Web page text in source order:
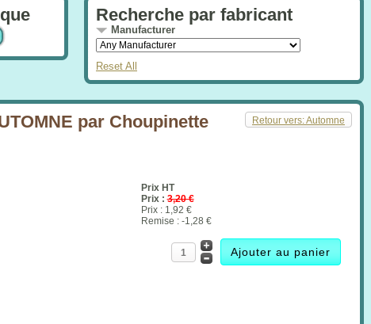
Recherche par fabricant
Manufacturer
Reset All
Retour vers: Automne
par Choupinette
Prix HT
Prix :3,20 €
Prix : 1,92 €
Remise : -1,28 €